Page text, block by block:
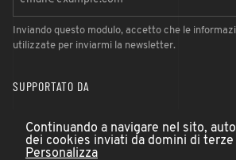
Inviando questo modulo, accetto che le
utilizzate per inviarmi la newsletter.
SUPPORTATO DA
Continuando a navigare nel sito,
dei cookies inviati da domini di terze
Personalizza